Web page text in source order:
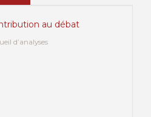
au débat
d’analyses